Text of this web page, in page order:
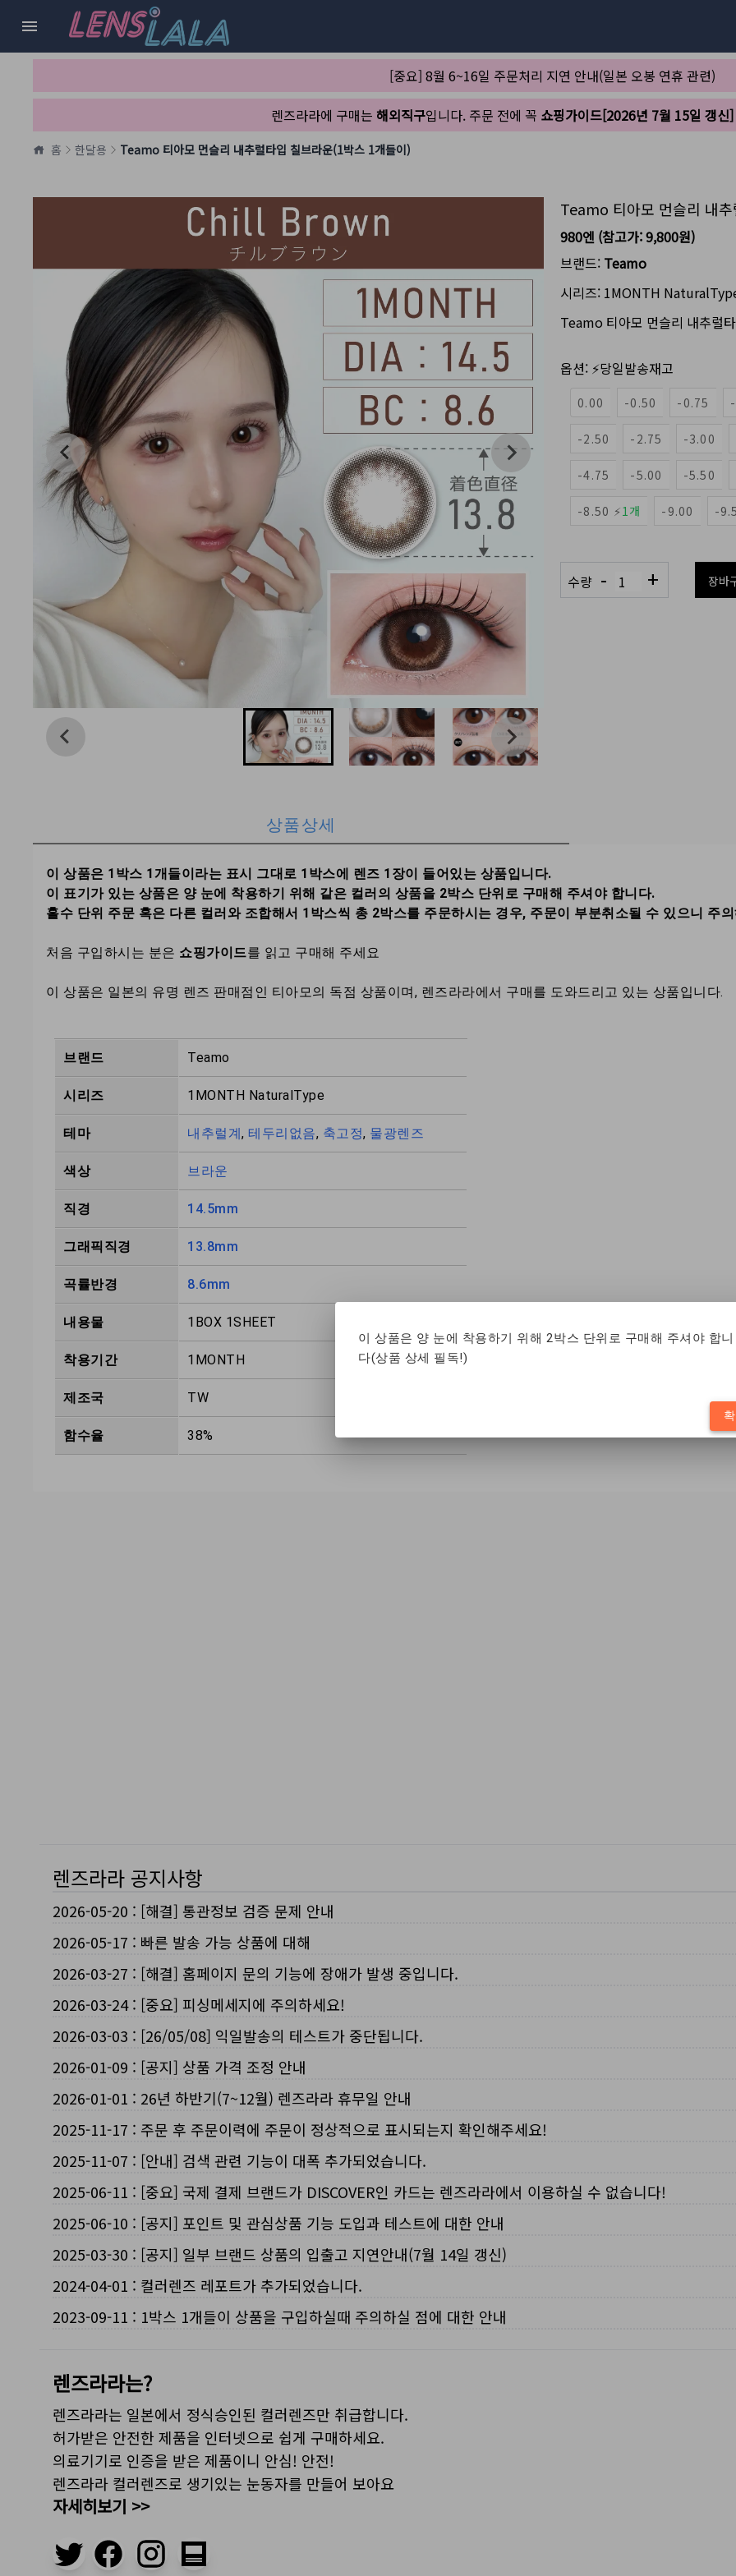
[중요] 8월 6~16일 주문처리 지연 안내(일본 오봉 연휴 관련)
렌즈라라에 구매는 해외직구입니다. 주문 전에 꼭 쇼핑가이드[2026년 7월 15일 갱신]
홈 한달용 Teamo 티아모 먼슬리 내추럴타입 칠브라운(1박스 1개들이)
Teamo 티아모 먼슬리 내
980엔 (참고가:9,800원)
브랜드: Teamo
시리즈: 1MONTH
Teamo 티아모 먼슬리 내추럴
옵션: ⚡당일발송재고
0.00 -0.50 -0.75
-2.50 -2.75 -3.00
-4.75 -5.00 -5.50
-8.50 ⚡1개 -9.00 -
수량 - + 장바
상품상세
이 상품은 1박스 1개들이라는 표시 그대로 1박스에 렌즈 1장이 들어있는 상품입니다.
이 표기가 있는 상품은 양 눈에 착용하기 위해 같은 컬러의 상품을 2박스 단위로 구매해 주셔야 합니다.
홀수 단위 주문 혹은 다른 컬러와 조합해서 1박스씩 총 2박스를 주문하시는 경우, 주문이 부분취소될 수 있으니 주
처음 구입하시는 분은 쇼핑가이드를 읽고 구매해 주세요
이 상품은 일본의 유명 렌즈 판매점인 티아모의 독점 상품이며, 렌즈라라에서 구매를 도와드리고 있는 상품입니다.
브랜드 Teamo
시리즈 1MONTH NaturalType
테마 내추럴계, 테두리없음, 축고정, 물광렌즈
색상 브라운
직경 14.5mm
그래픽직경 13.8mm
곡률반경 8.6mm
내용물 1BOX 1SHEET
착용기간 1MONTH
제조국 TW
함수율 38%
렌즈라라 공지사항
2026-05-20 : [해결] 통관정보 검증 문제 안내
2026-05-17 : 빠른 발송 가능 상품에 대해
2026-03-27 : [해결] 홈페이지 문의 기능에 장애가 발생 중입니다.
2026-03-24: [중요] 피싱메세지에 주의하세요!
2026-03-03 : [26/05/08] 익일발송의 테스트가 중단됩니다.
2026-01-09 : [공지] 상품 가격 조정 안내
2026-01-01 : 26년 하반기(7~12월) 렌즈라라 휴무일 안내
2025-11-17 : 주문 후 주문이력에 주문이 정상적으로 표시되는지 확인해주세요!
2025-11-07 : [안내] 검색 관련 기능이 대폭 추가되었습니다.
2025-06-11 : [중요] 국제 결제 브랜드가 DISCOVER인 카드는 렌즈라라에서 이용하실 수 없습니다!
2025-06-10 : [공지] 포인트 및 관심상품 기능 도입과 테스트에 대한 안내
2025-03-30 : [공지] 일부 브랜드 상품의 입출고 지연안내(7월 14일 갱신)
2024-04-01 : 컬러렌즈 레포트가 추가되었습니다.
2023-09-11 : 1박스 1개들이 상품을 구입하실때 주의하실 점에 대한 안내
렌즈라라는?
렌즈라라는 일본에서 정식승인된 컬러렌즈만 취급합니다.
허가받은 안전한 제품을 인터넷으로 쉽게 구매하세요.
의료기기로 인증을 받은 제품이니 안심! 안전!
렌즈라라 컬러렌즈로 생기있는 눈동자를 만들어 보아요
자세히보기 >>
이 상품은 양 눈에 착용하기 위해 2박스 단위로 구매해 주셔야 합니
다(상품 상세 필독!)